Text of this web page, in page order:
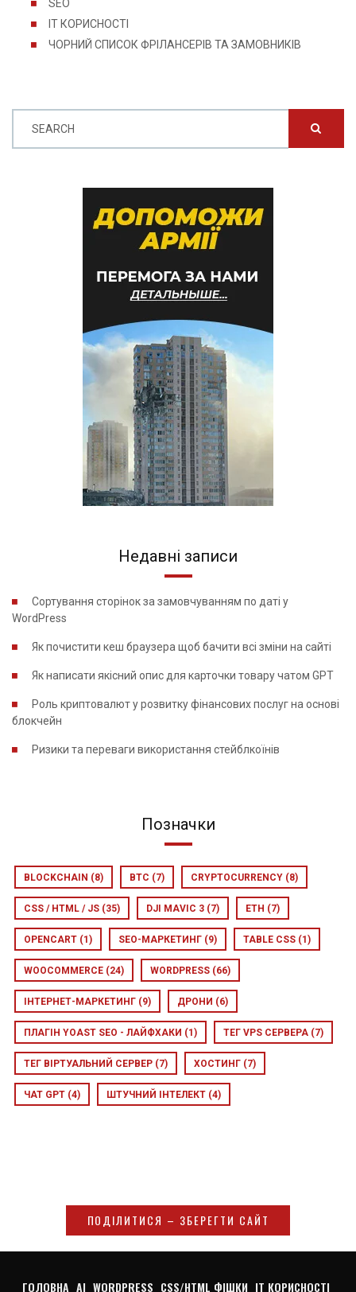
SEO
IT КОРИСНОСТІ
ЧОРНИЙ СПИСОК ФРІЛАНСЕРІВ ТА ЗАМОВНИКІВ
SEARCH
Недавні записи
Сортування сторінок за замовчуванням по даті у
WordPress
Як почистити кеш браузера щоб бачити всі зміни на сайті
Як написати якісний опис для карточки товару чатом GPT
Роль криптовалют у розвитку фінансових послуг на основі
блокчейн
Ризики та переваги використання стейблкоїнів
Позначки
BLOCKCHAIN (8) BTC (7) CRYPTOCURRENCY (8)
CSS / HTML / JS (35) DJI MAVIC 3 (7) ETH (7)
OPENCART (1) SEO-МАРКЕТИНГ (9) TABLE CSS (1)
WOOCOMMERCE (24) WORDPRESS (66)
ІНТЕРНЕТ-МАРКЕТИНГ (9) ДРОНИ (6)
ПЛАГІН YOAST SEO - ЛАЙФХАКИ (1) ТЕГ VPS СЕРВЕРА (7)
ТЕГ ВІРТУАЛЬНИЙ СЕРВЕР (7) ХОСТИНГ (7)
ЧАТ GPT (4) ШТУЧНИЙ ІНТЕЛЕКТ (4)
ПОДІЛИТИСЯ – ЗБЕРЕГТИ САЙТ
ГОЛОВНА AI WORDPRESS CSS/HTML ФІШКИ IT КОРИСНОСТІ